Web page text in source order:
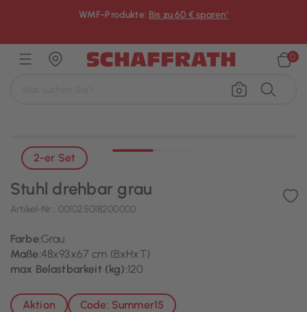
WMF-Produkte: Bis zu 60 € sparen¹
0
2-er Set
Stuhl drehbar grau
Artikel-Nr.: 001025018200000
Farbe:Grau
Maße:48x93x67 cm (BxHxT)
max Belastbarkeit (kg):120
Aktion Code: Summer15